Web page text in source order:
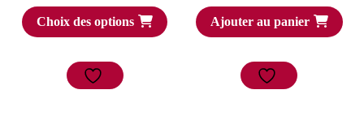
Choix des options Ajouter au panier